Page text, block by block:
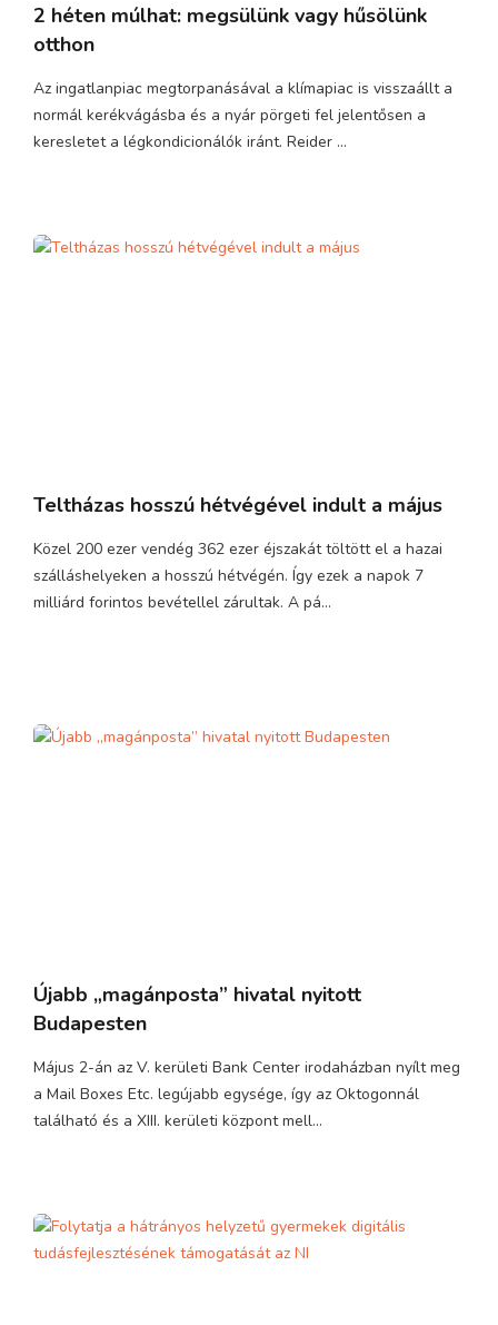
2 héten múlhat: megsülünk vagy hűsölünk
otthon
Az ingatlanpiac megtorpanásával a klímapiac is visszaállt a
normál kerékvágásba és a nyár pörgeti fel jelentősen a
keresletet a légkondicionálók iránt. Reider ...
Teltházas hosszú hétvégével indult a május
Közel 200 ezer vendég 362 ezer éjszakát töltött el a hazai
szálláshelyeken a hosszú hétvégén. Így ezek a napok 7
milliárd forintos bevétellel zárultak. A pá...
Újabb „magánposta” hivatal nyitott
Budapesten
Május 2-án az V. kerületi Bank Center irodaházban nyílt meg
a Mail Boxes Etc. legújabb egysége, így az Oktogonnál
található és a XIII. kerületi központ mell...